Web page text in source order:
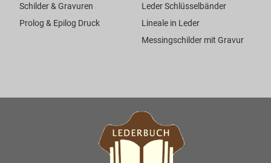
Schilder & Gravuren
Prolog & Epilog Druck
Leder Schlüsselbänder
Lineale in Leder
Messingschilder mit Gravur